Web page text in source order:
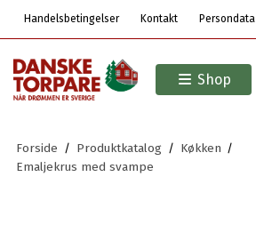
Handelsbetingelser Kontakt Persondata
Shop
Forside / Produktkatalog / Køkken /
Emaljekrus med svampe